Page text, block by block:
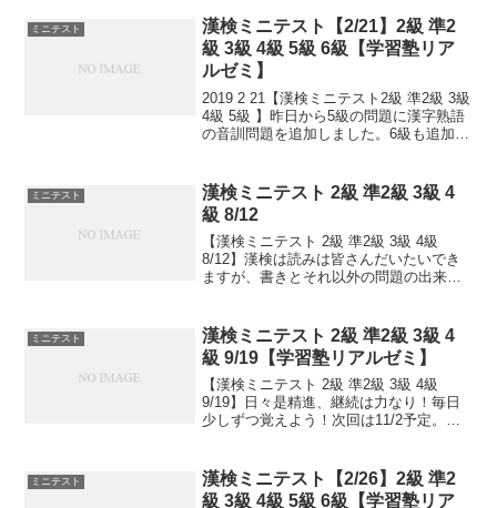
ら。 日々是精進、継続は力...
ミニテスト
漢検ミニテスト【2/21】2級 準2
級 3級 4級 5級 6級【学習塾リア
ルゼミ】
2019 2 21【漢検ミニテスト2級 準2級 3級
4級 5級 】昨日から5級の問題に漢字熟語
の音訓問題を追加しました。6級も追加し
歩から。 日々是精進、継続は力...
ミニテスト
漢検ミニテスト 2級 準2級 3級 4
級 8/12
【漢検ミニテスト 2級 準2級 3級 4級
8/12】漢検は読みは皆さんだいたいでき
ますが、書きとそれ以外の問題の出来具
といて、覚えていくためのテストです。
目指せ 合格...
ミニテスト
漢検ミニテスト 2級 準2級 3級 4
級 9/19【学習塾リアルゼミ】
【漢検ミニテスト 2級 準2級 3級 4級
9/19】日々是精進、継続は力なり！毎日
少しずつ覚えよう！次回は11/2予定。受
す。連絡は塾で直接言っていただくか、
こちらから...
ミニテスト
漢検ミニテスト【2/26】2級 準2
級 3級 4級 5級 6級【学習塾リア